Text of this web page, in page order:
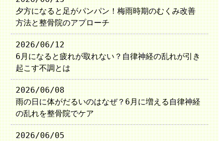
夕方になると足がパンパン！梅雨時期のむくみ改善
方法と整骨院のアプローチ
2026/06/12
6月になると疲れが取れない？自律神経の乱れが引き
起こす不調とは
2026/06/08
雨の日に体がだるいのはなぜ？6月に増える自律神経
の乱れを整骨院でケア
2026/06/05